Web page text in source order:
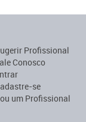
Profissional
Conosco
se
um Profissional